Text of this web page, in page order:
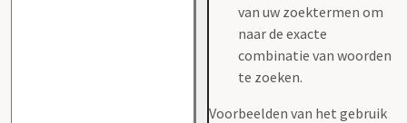
van uw zoektermen om
naar de exacte
combinatie van woorden
te zoeken.
Voorbeelden van het gebruik